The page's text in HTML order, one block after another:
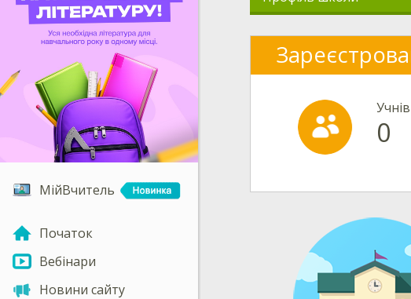
МійВчитель
Початок
Вебінари
Новини сайту
Учнів
0